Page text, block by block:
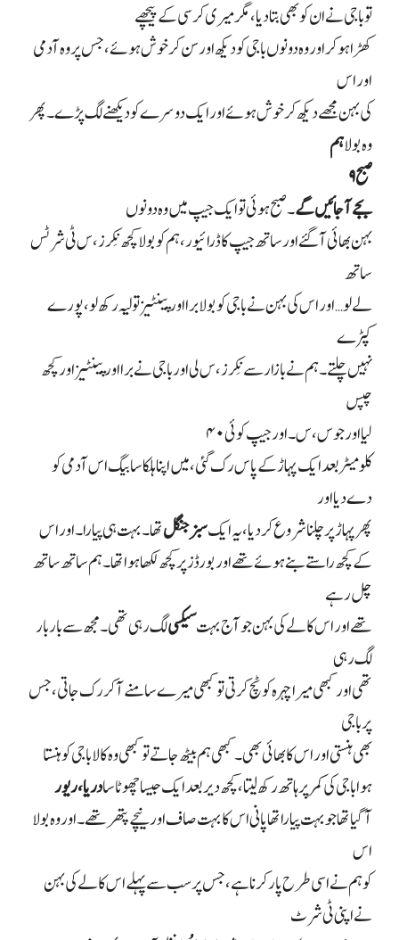
تو باجی نے ان کو بھی بتا دیا، مگر میری کرسی کے پیچھے
کھڑا ہو کر اور وہ دونوں باجی کو دیکھ اور سن کر خوش ہوئے، جس پر وہ آدمی
اور اس
کی بہن مجھے دیکھ کر خوش ہوئے اور ایک دوسرے کو دیکھنے لگ پڑے۔ پھر
وہ بولاہم
صبح۹
بجے آ جائیں گے۔ صبح ہوئی تو ایک جیپ میں وہ دونوں
بہن بھائی آ گئے اور ساتھ جیپ کا ڈرائیور، ہم کو بولا کچھ نِکرز، س ٹی شرٹس
ساتھ
لے لو… اور اس کی بہن نے باجی کو بولا برا اور پینٹیز تولیہ رکھ لو، پورے
کپڑے
نہیں چلتے۔ ہم نے بازار سے نِکرز، س لی اور باجی نے برا اور پینٹیز اور کچھ
چپس
لیا اور جوس، س۔ اور جیپ کوئی۴۰
کلومیٹر بعد ایک پہاڑ کے پاس رک گئی، میں اپنا ہلکا سا بیگ اس آدمی کو
دے دیا اور
پھر پہاڑ پر چلنا شروع کر دیا، یہ ایکسبز جنگلتھا۔ بہت ہی پیارا۔ اور اس
کے کچھ راستے بنے ہوئے تھے اور بورڈز پر کچھ لکھا ہوا تھا۔ ہم ساتھ ساتھ
چل رہے
تھے اور اس کالے کی بہن جو آج بہتسیکسیلگ رہی تھی۔ مجھ سے بار بار
لگ رہی
تھی اور کبھی میرا چہرہ کو ٹچ کرتی تو کبھی میرے سامنے آ کر رک جاتی، جس
پر باجی
بھی ہنستی اور اس کا بھائی بھی۔ کبھی ہم بیٹھ جاتے تو کبھی وہ کالا باجی کو ہنستا
ہوا باجی کی کمر پر ہاتھ رکھ لیتا، کچھ دیر بعد ایک جیسا چھوٹا سادریا، ریور
آ گیا تھا جو بہت پیارا تھا پانی اس کا بہت صاف اور نیچے پتھر تھے۔ اور وہ بولا
اس
کو ہم نے اسی طرح پار کرنا ہے، جس پر سب سے پہلے اس کالے کی بہن
نے اپنی ٹی شرٹ